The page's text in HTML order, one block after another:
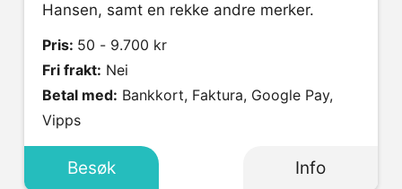
Hansen, samt en rekke andre merker.
Pris: 50 - 9.700 kr
Fri frakt: Nei
Betal med:
Vipps
Besøk Info